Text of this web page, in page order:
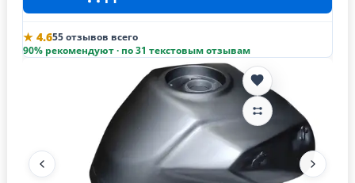
★ 4.655 отзывов всего
90% рекомендуют · по 31 текстовым отзывам